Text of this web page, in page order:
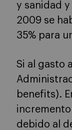
y sanidad
2009 se
35% para
Si al gasto
benefits).
incremento
debido al